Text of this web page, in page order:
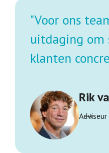
"Voor ons
uitdaging om
klanten
Rik